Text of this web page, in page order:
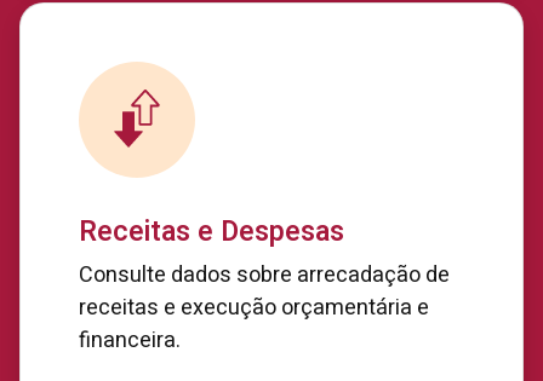
Receitas e Despesas
Consulte dados sobre arrecadação de
receitas e execução orçamentária e
financeira.